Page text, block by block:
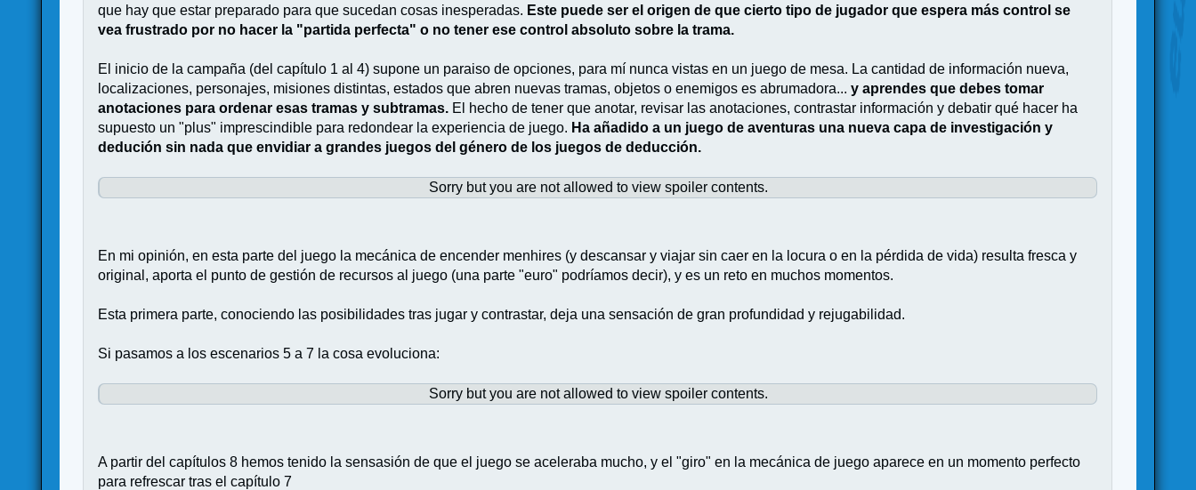
que hay que estar preparado para que sucedan cosas inesperadas. Este puede ser el origen de que cierto tipo de jugador que espera más control se
vea frustrado por no hacer la "partida perfecta" o no tener ese control absoluto sobre la trama.
El inicio de la campaña (del capítulo 1 al 4) supone un paraiso de opciones, para mí nunca vistas en un juego de mesa. La cantidad de información nueva,
localizaciones, personajes, misiones distintas, estados que abren nuevas tramas, objetos o enemigos es abrumadora...y aprendes que debes tomar
anotaciones para ordenar esas tramas y subtramas. El hecho de tener que anotar, revisar las anotaciones, contrastar información y debatir qué hacer ha
supuesto un "plus" imprescindible para redondear la experiencia de juego. Ha añadido a un juego de aventuras una nueva capa de investigación y
dedución sin nada que envidiar a grandes juegos del género de los juegos de deducción.
Sorry but you are not allowed to view spoiler contents.
En mi opinión, en esta parte del juego la mecánica de encender menhires (y descansar y viajar sin caer en la locura o en la pérdida de vida) resulta fresca y
original, aporta el punto de gestión de recursos al juego (una parte "euro" podríamos decir), y es un reto en muchos momentos.
Esta primera parte, conociendo las posibilidades tras jugar y contrastar, deja una sensación de gran profundidad y rejugabilidad.
Si pasamos a los escenarios 5 a 7 la cosa evoluciona:
Sorry but you are not allowed to view spoiler contents.
A partir del capítulos 8 hemos tenido la sensasión de que el juego se aceleraba mucho, y el "giro" en la mecánica de juego aparece en un momento perfecto
para refrescar tras el capítulo 7